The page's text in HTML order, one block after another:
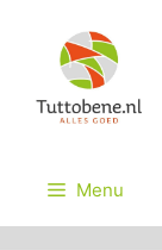
inhoud
Menu